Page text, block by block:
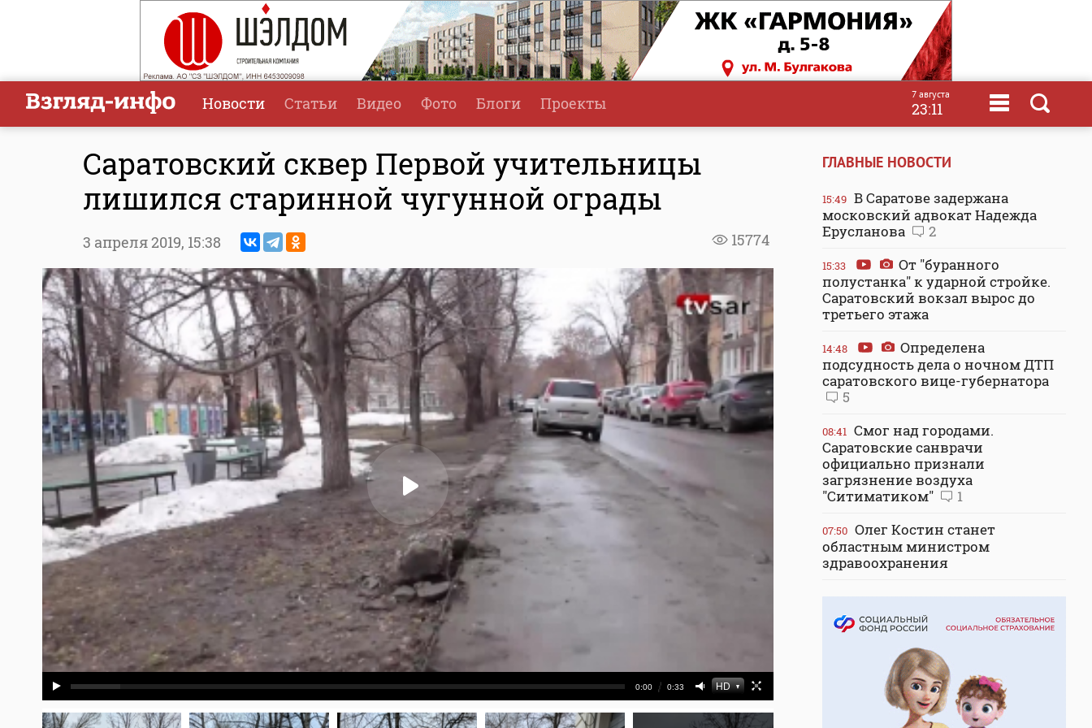
Новости Статьи Видео Фото Блоги Проекты 7 августа
23:11
Саратовский сквер Первой учительницы
лишился старинной чугунной ограды
15774
3 апреля 2019, 15:38
ГЛАВНЫЕ НОВОСТИ
15:49 В Саратове задержана
московский адвокат Надежда
Ерусланова
2
15:33
От "буранного
полустанка" к ударной стройке.
Саратовский вокзал вырос до
третьего этажа
14:48
Определена
подсудность дела о ночном ДТП
саратовского вице-губернатора
5
08:41 Смог над городами.
Саратовские санврачи
официально признали
загрязнение воздуха
"Ситиматиком"
1
07:50 Олег Костин станет
областным министром
здравоохранения